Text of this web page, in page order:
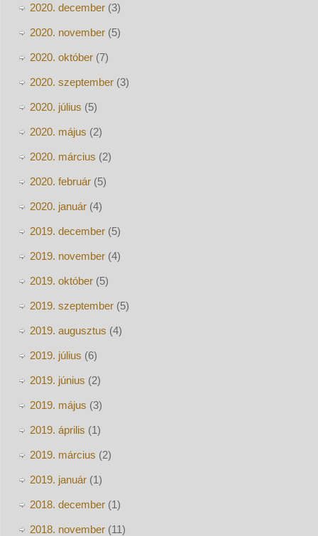
2020. december(3)
2020. november(5)
2020. október(7)
2020. szeptember(3)
2020. július (5)
2020. május (2)
2020. március (2)
2020. február(5)
2020. január(4)
2019. december(5)
2019. november(4)
2019. október(5)
2019. szeptember(5)
2019. augusztus (4)
2019. július (6)
2019. június (2)
2019. május (3)
2019. április (1)
2019. március (2)
2019. január(1)
2018. december(1)
2018. november(11)